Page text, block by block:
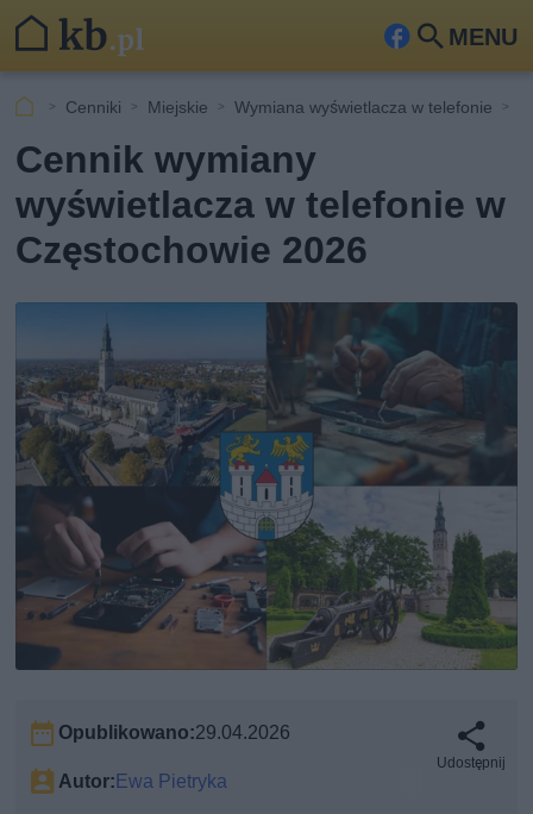
MENU
Fa
ook
Szu
kaj
Cenniki Miejskie Wymiana wyświetlacza w telefonie
Cennik wymiany
wyświetlacza w telefonie w
Częstochowie 2026
Opublikowano:29.04.2026
Autor: Ewa Pietryka
Udostępnij